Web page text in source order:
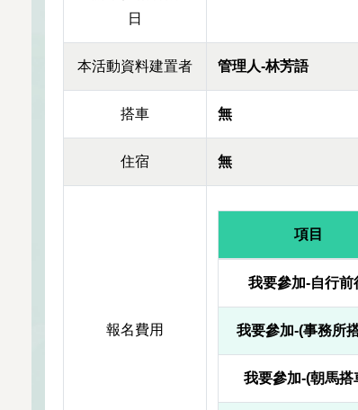
日
本活動資料建置者 管理人-林芳語
搭車 無
住宿 無
報名費用
項目
我要參加-自行前
我要參加-(事務所
我要參加-(朝馬搭